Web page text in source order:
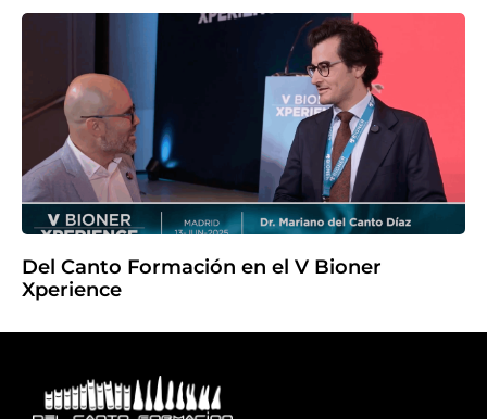
Del Canto Formación en el V Bioner
Xperience